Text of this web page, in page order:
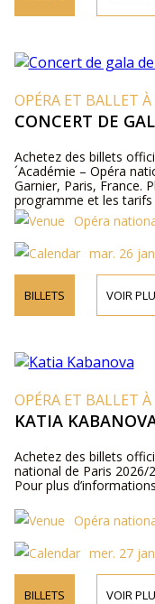
OPÉRA ET BALLET À
CONCERT DE
Achetez des billets
´Académie – Opéra
Garnier, Paris, France.
programme et les
Opéra
mar. 26
BILLETS VOIR
OPÉRA ET BALLET À
KATIA
Achetez des billets
national de Paris 2026/
Pour plus
Opéra
mer. 27
BILLETS VOIR